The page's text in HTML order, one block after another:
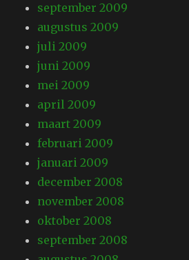
september 2009
augustus 2009
juli 2009
juni 2009
mei 2009
april 2009
maart 2009
februari 2009
januari 2009
december 2008
november 2008
oktober 2008
september 2008